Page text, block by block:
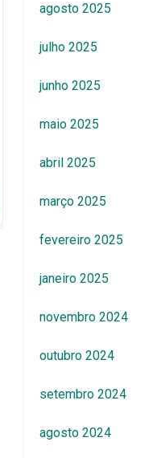
agosto 2025
julho 2025
junho 2025
maio 2025
abril 2025
março 2025
fevereiro 2025
janeiro 2025
novembro 2024
outubro 2024
setembro 2024
agosto 2024